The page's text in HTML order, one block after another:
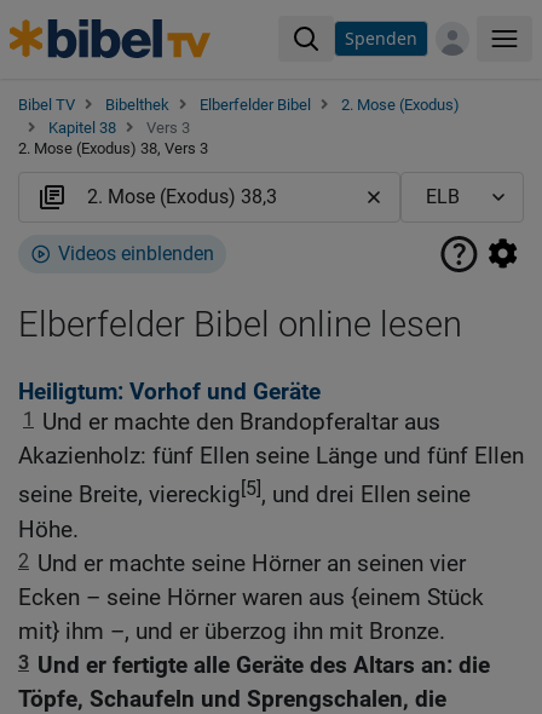
Spenden
Bibel TV Bibelthek Elberfelder Bibel
2. Mose (Exodus)
Kapitel 38
Vers 3
2. Mose (Exodus) 38, Vers 3
Videos einblenden
Elberfelder Bibel online lesen
Heiligtum: Vorhof und Geräte
1
Und er machte den Brandopferaltar aus
Akazienholz: fünf Ellen seine Länge und fünf Ellen
seine Breite, viereckig[5], und drei Ellen seine
Höhe.
2 Und er machte seine Hörner an seinen vier
Ecken – seine Hörner waren aus {einem Stück
mit} ihm –, und er überzog ihn mit Bronze.
3 Und er fertigte alle Geräte des Altars an: die
Töpfe, Schaufeln und Sprengschalen, die